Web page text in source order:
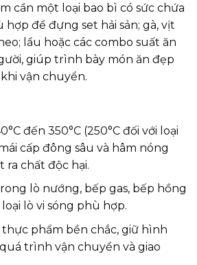
cần một loại bao bì có sức chứa
hợp để đựng set hải sản; gà, vịt
lẩu hoặc các combo suất ăn
giúp trình bày món ăn đẹp
vận chuyển.
đến 350°C (250°C đối với loại
cấp đông sâu và hâm nóng
ra chất độc hại.
lò nướng, bếp gas, bếp hồng
lò vi sóng phù hợp.
phẩm bền chắc, giữ hình
trình vận chuyển và giao